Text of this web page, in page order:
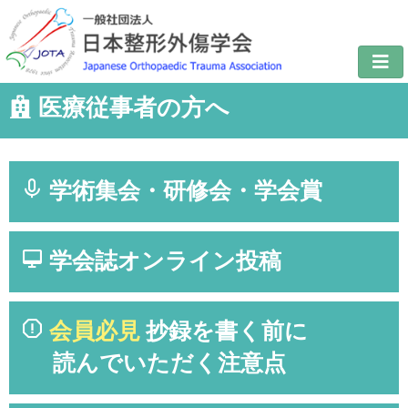
医療従事者の方へ
学術集会・研修会・学会賞
学会誌オンライン投稿
会員必見 抄録を書く前に
読んでいただく注意点